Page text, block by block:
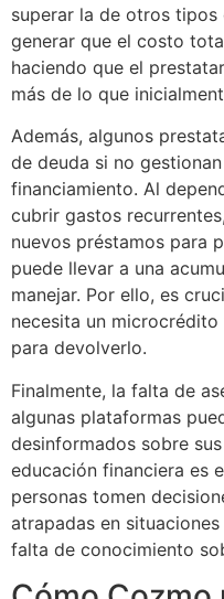
superar la de otros
generar que el costo
haciendo que el
más de lo que
Además, algunos
de deuda si no
financiamiento. Al
cubrir gastos
nuevos préstamos para
puede llevar a una
manejar. Por ello, es
necesita un
para devolverlo.
Finalmente, la falta de
algunas plataformas
desinformados sobre
educación financiera es
personas tomen
atrapadas en
falta de conocimiento